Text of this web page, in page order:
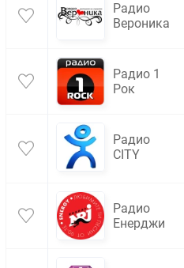
Радио
Вероника
Радио 1
Рок
Радио
CITY
Радио
Енерджи